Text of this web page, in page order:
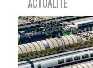
ACTUALITÉ